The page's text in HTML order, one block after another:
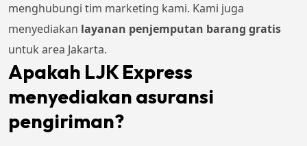
menghubungi tim marketing kami. Kami juga
menyediakan layanan penjemputan barang gratis
untuk area Jakarta.
Apakah LJK Express
menyediakan asuransi
pengiriman?